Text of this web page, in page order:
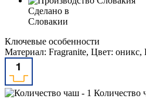
Сделано в
Словакии
Ключевые особенности
Материал: Fragranite, Цвет:
Количество